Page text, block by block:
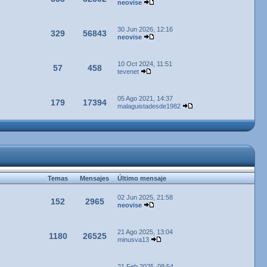
neovise
329 56843
30 Jun 2026, 12:16
neovise
57 458
10 Oct 2024, 11:51
tevenet
179 17394
05 Ago 2021, 14:37
malaguistadesde1982
TemasMensajesÚltimo mensaje
152 2965
02 Jun 2025, 21:58
neovise
1180 26525
21 Ago 2025, 13:04
minusva13